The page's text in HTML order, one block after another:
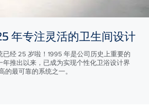
年专注灵活的卫生间设计
已经 25 岁啦！1995 年是公司历史上重要的
年推出以来，已成为实现个性化卫浴设计界
最可靠的系统之一。